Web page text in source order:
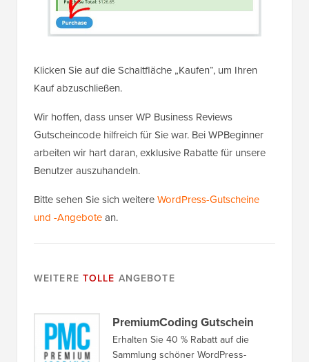
Klicken Sie auf die Schaltfläche „Kaufen“, um Ihren
Kauf abzuschließen.
Wir hoffen, dass unser WP Business Reviews
Gutscheincode hilfreich für Sie war. Bei WPBeginner
arbeiten wir hart daran, exklusive Rabatte für unsere
Benutzer auszuhandeln.
Bitte sehen Sie sich weitereWordPress-Gutscheine
und -Angebotean.
WEITERE TOLLE ANGEBOTE
PremiumCoding Gutschein
Erhalten Sie 40 % Rabatt auf die
Sammlung schöner WordPress-